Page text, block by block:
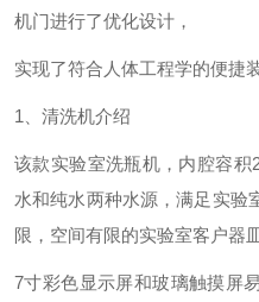
机门进行了优化设计，
实现了符合人体工程学的便捷
1、清洗机介绍
该款实验室洗瓶机，内腔容
水和纯水两种水源，满足实验
限，空间有限的实验室客户器
7寸彩色显示屏和玻璃触摸屏